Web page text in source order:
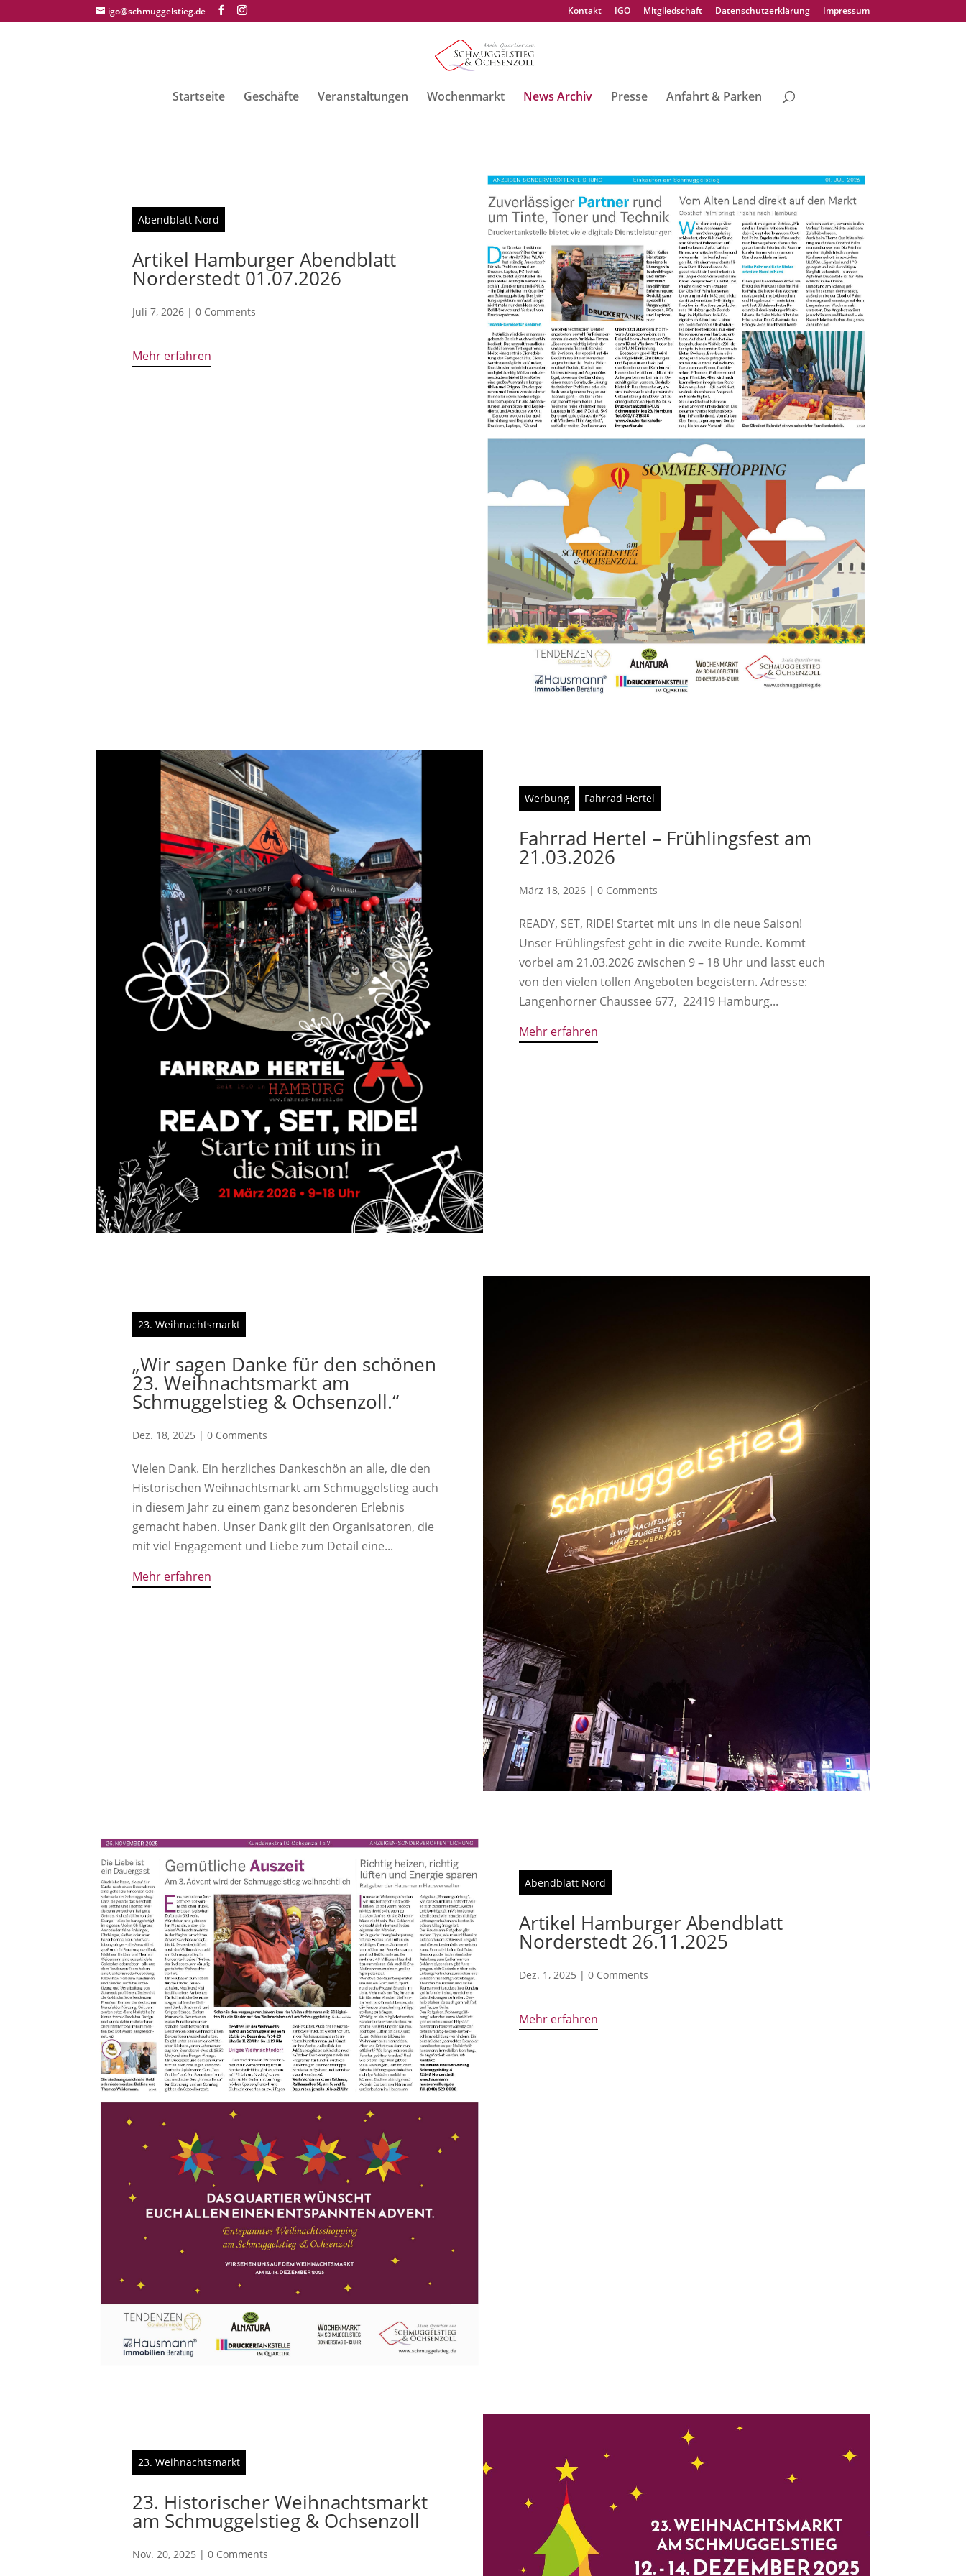
igo@schmuggelstieg.de Kontakt IGO Mitgliedschaft Datenschutzerklärung Impressum
Startseite Geschäfte Veranstaltungen Wochenmarkt News Archiv Presse Anfahrt & Parken
Abendblatt Nord
Artikel Hamburger Abendblatt
Norderstedt 01.07.2026
Juli 7, 2026 |0 Comments
Mehr erfahren
Werbung Fahrrad Hertel
Fahrrad Hertel – Frühlingsfest am
21.03.2026
März 18, 2026 | 0 Comments
READY, SET, RIDE! Startet mit uns in die neue Saison!
Unser Frühlingsfest geht in die zweite Runde. Kommt
vorbei am 21.03.2026 zwischen 9 – 18 Uhr und lasst euch
von den vielen tollen Angeboten begeistern. Adresse:
Langenhorner Chaussee 677, 22419 Hamburg...
Mehr erfahren
23. Weihnachtsmarkt
„Wir sagen Danke für den schönen
23. Weihnachtsmarkt am
Schmuggelstieg & Ochsenzoll.“
Dez. 18, 2025 |0 Comments
Vielen Dank. Ein herzliches Dankeschön an alle, die den
Historischen Weihnachtsmarkt am Schmuggelstieg auch
in diesem Jahr zu einem ganz besonderen Erlebnis
gemacht haben. Unser Dank gilt den Organisatoren, die
mit viel Engagement und Liebe zum Detail eine...
Mehr erfahren
Abendblatt Nord
Artikel Hamburger Abendblatt
Norderstedt 26.11.2025
Dez. 1, 2025 | 0 Comments
Mehr erfahren
23. Weihnachtsmarkt
23. Historischer Weihnachtsmarkt
am Schmuggelstieg & Ochsenzoll
Nov. 20, 2025 |0 Comments